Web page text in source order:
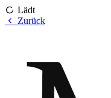
Lädt
Zurück